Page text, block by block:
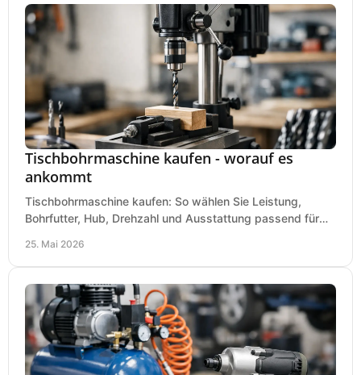
Tischbohrmaschine kaufen - worauf es
ankommt
Tischbohrmaschine kaufen: So wählen Sie Leistung,
Bohrfutter, Hub, Drehzahl und Ausstattung passend für
25. Mai 2026